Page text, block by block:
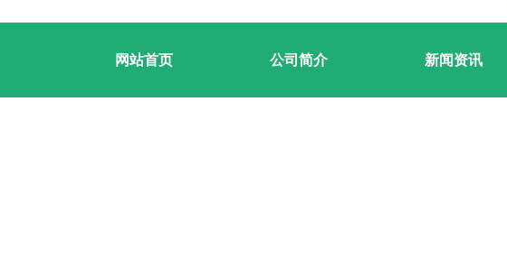
网站首页 公司简介 新闻资讯